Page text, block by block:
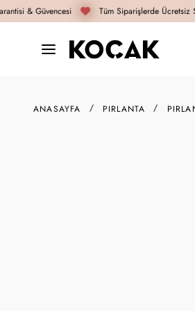
& Güvencesi Tüm Siparişlerde Ücretsiz
ANASAYFA PIRLANTA